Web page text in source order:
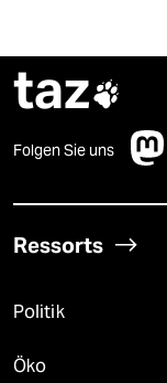
taz
Folgen Sie uns
Ressorts
Politik
Öko